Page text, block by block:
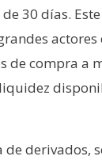
30 días.
actores
de compra a
de derivados,